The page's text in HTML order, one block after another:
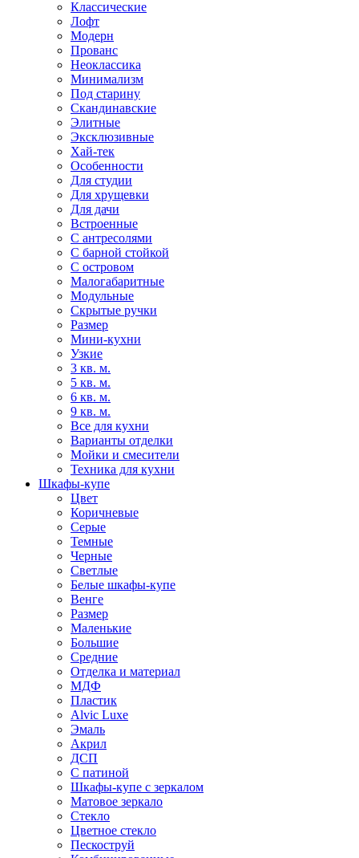
Классические
Лофт
Модерн
Прованс
Неоклассика
Минимализм
Под старину
Скандинавские
Элитные
Эксклюзивные
Хай-тек
Особенности
Для студии
Для хрущевки
Для дачи
Встроенные
С антресолями
С барной стойкой
С островом
Малогабаритные
Модульные
Скрытые ручки
Размер
Мини-кухни
Узкие
3 кв. м.
5 кв. м.
6 кв. м.
9 кв. м.
Все для кухни
Варианты отделки
Мойки и смесители
Техника для кухни
Шкафы-купе
Цвет
Коричневые
Серые
Темные
Черные
Светлые
Белые шкафы-купе
Венге
Размер
Маленькие
Большие
Средние
Отделка и материал
МДФ
Пластик
Alvic Luxe
Эмаль
Акрил
ДСП
С патиной
Шкафы-купе с зеркалом
Матовое зеркало
Стекло
Цветное стекло
Пескоструй